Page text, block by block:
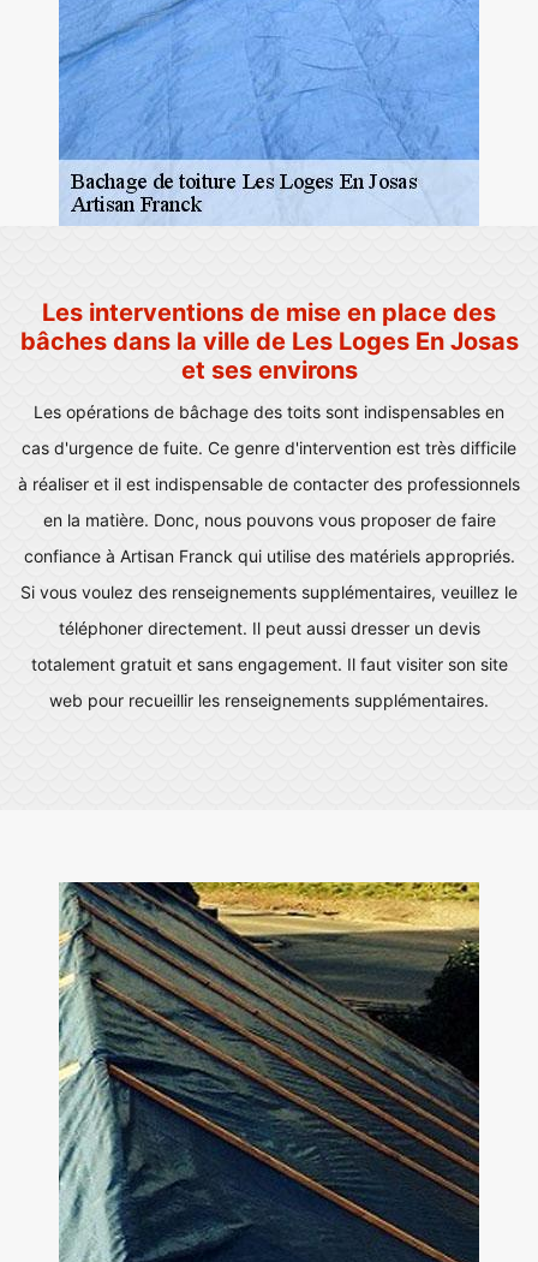
Les interventions de mise en place des
bâches dans la ville de Les Loges En Josas
et ses environs
Les opérations de bâchage des toits sont indispensables en
cas d'urgence de fuite. Ce genre d'intervention est très difficile
à réaliser et il est indispensable de contacter des professionnels
en la matière. Donc, nous pouvons vous proposer de faire
confiance à Artisan Franck qui utilise des matériels appropriés.
Si vous voulez des renseignements supplémentaires, veuillez le
téléphoner directement. Il peut aussi dresser un devis
totalement gratuit et sans engagement. Il faut visiter son site
web pour recueillir les renseignements supplémentaires.